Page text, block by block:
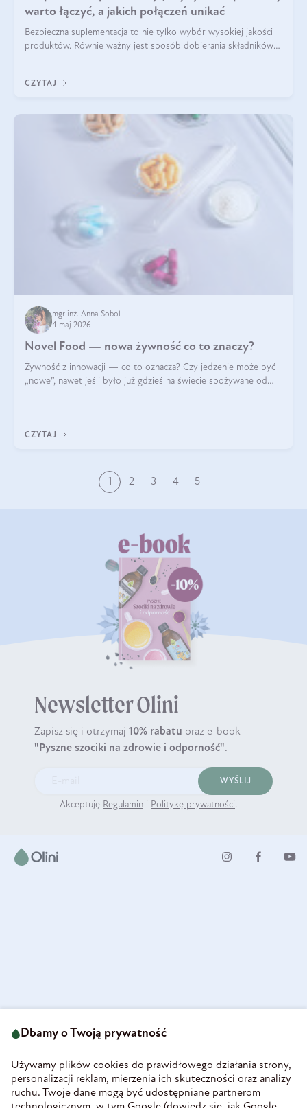
warto łączyć, a jakich połączeń unikać
Bezpieczna suplementacja to nie tylko wybór wysokiej jakości
produktów. Równie ważny jest sposób dobierania składników
CZYTAJ
mgr inż. Anna Sobol
4 maj 2026
Novel Food — nowa żywność co to znaczy?
Żywność z innowacji — co to oznacza? Czy jedzenie może być
„nowe”, nawet jeśli było już gdzieś na świecie spożywane od
CZYTAJ
1 2 3 4 5
Newsletter Olini
Zapisz się i otrzymaj 10% rabatu oraz e-book
"Pyszne szociki na zdrowie i odporność".
WYŚLIJ
Akceptuję Regulamin i Politykę prywatności.
58-160 Świebodzice
REGON 890213034
INFORMACJE
Dbamy o Twoją prywatność
Używamy plików cookies do prawidłowego działania strony,
personalizacji reklam, mierzenia ich skuteczności oraz analizy
ruchu. Twoje dane mogą być udostępniane partnerom